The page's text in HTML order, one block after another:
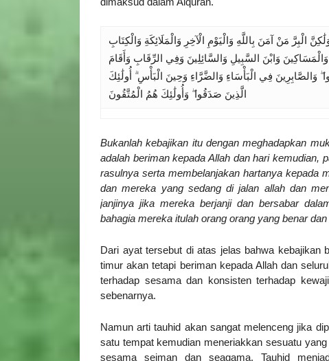
مَنْ آمَنَ بِاللَّهِ وَالْيَوْمِ الْآخِرِ وَالْمَلَائِكَةِ وَالْكِتَابِ
وَابْنَ السَّبِيلِ وَالسَّائِلِينَ وَفِي الرِّقَابِ وَأَقَامَ
وَالصَّابِرِينَ فِي الْبَأْسَاءِ وَالضَّرَّاءِ وَحِينَ الْبَأْسِ ۗ أُولَٰئِكَ
الَّذِينَ صَدَقُوا ۖ وَأُولَٰئِكَ هُمُ الْمُتَّقُونَ
Bukanlah kebajikan itu dengan meghadapkan
adalah beriman kepada Allah dan hari kemudian,
rasulnya serta membelanjakan hartanya kepada
dan mereka yang sedang di jalan allah dan
janjinya jika mereka berjanji dan bersabar
bahagia mereka itulah orang orang yang benar
Dari ayat tersebut di atas jelas bahwa kebajikan
timur akan tetapi beriman kepada Allah dan
terhadap sesama dan konsisten terhadap
sebenarnya.
Namun arti tauhid akan sangat melenceng jika
satu tempat kemudian meneriakkan sesuatu
sesama seiman dan seagama. Tauhid